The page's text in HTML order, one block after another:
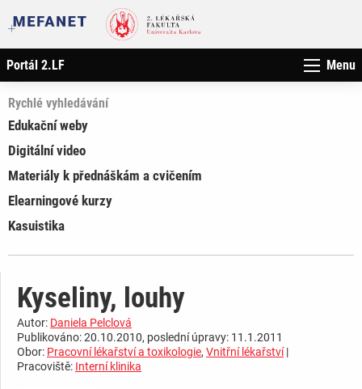
Portál 2.LF Menu
Rychlé vyhledávání
Edukační weby
Digitální video
Materiály k přednáškám a cvičením
Elearningové kurzy
Kasuistika
Kyseliny, louhy
Autor: Daniela Pelclová
Publikováno: 20.10.2010, poslední úpravy: 11.1.2011
Obor: Pracovní lékařství a toxikologie, Vnitřní lékařství|
Pracoviště: Interní klinika